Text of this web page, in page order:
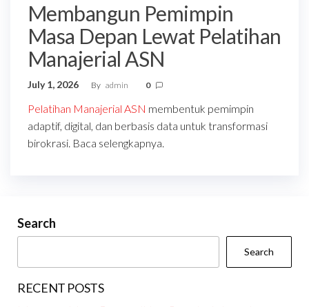
Membangun Pemimpin
Masa Depan Lewat Pelatihan
Manajerial ASN
July 1, 2026 By admin 0
Pelatihan Manajerial ASN membentuk pemimpin
adaptif, digital, dan berbasis data untuk transformasi
birokrasi. Baca selengkapnya.
Search
Search
RECENT POSTS